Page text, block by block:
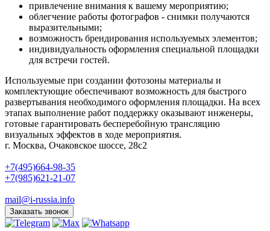
привлечение внимания к вашему мероприятию;
облегчение работы фотографов - снимки получаются
выразительными;
возможность брендирования используемых элементов;
индивидуальность оформления специальной площадки
для встречи гостей.
Используемые при создании фотозоны материалы и
комплектующие обеспечивают возможность для быстрого
развертывания необходимого оформления площадки. На всех
этапах выполнение работ поддержку оказывают инженеры,
готовые гарантировать бесперебойную трансляцию
визуальных эффектов в ходе мероприятия.
г. Москва, Очаковское шоссе, 28с2
+7(495)664-98-35
+7(985)621-21-07
mail@i-russia.info
Заказать звонок